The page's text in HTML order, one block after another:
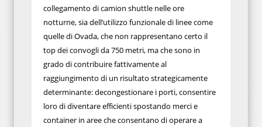
collegamento di camion shuttle nelle ore
notturne, sia dell’utilizzo funzionale di linee come
quelle di Ovada, che non rappresentano certo il
top dei convogli da 750 metri, ma che sono in
grado di contribuire fattivamente al
raggiungimento di un risultato strategicamente
determinante: decongestionare i porti, consentire
loro di diventare efficienti spostando merci e
container in aree che consentano di operare a